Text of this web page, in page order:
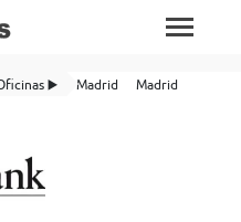
▶️ Madrid
Madrid